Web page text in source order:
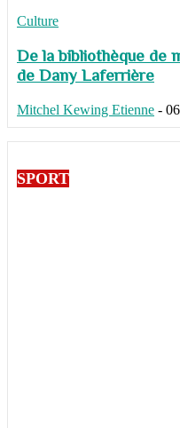
Culture
De la bibliothèque de
de Dany Laferrière
Mitchel Kewing Etienne -
SPORT